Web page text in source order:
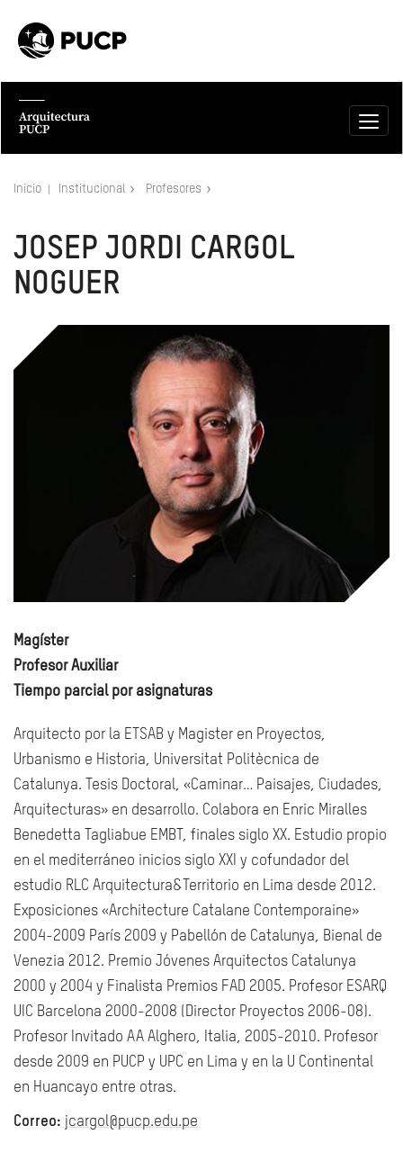
Inicio Institucional Profesores
JOSEP JORDI CARGOL
NOGUER
Magíster
Profesor Auxiliar
Tiempo parcial por asignaturas
Arquitecto por la ETSAB y Magister en Proyectos,
Urbanismo e Historia, Universitat Politècnica de
Catalunya. Tesis Doctoral, «Caminar… Paisajes, Ciudades,
Arquitecturas» en desarrollo. Colabora en Enric Miralles
Benedetta Tagliabue EMBT, finales siglo XX. Estudio propio
en el mediterráneo inicios siglo XXI y cofundador del
estudio RLC Arquitectura&Territorio en Lima desde 2012.
Exposiciones «Architecture Catalane Contemporaine»
2004-2009 París 2009 y Pabellón de Catalunya, Bienal de
Venezia 2012. Premio Jóvenes Arquitectos Catalunya
2000 y 2004 y Finalista Premios FAD 2005. Profesor ESARQ
UIC Barcelona 2000-2008 (Director Proyectos 2006-08).
Profesor Invitado AA Alghero, Italia, 2005-2010. Profesor
desde 2009 en PUCP y UPC en Lima y en la U Continental
en Huancayo entre otras.
Correo: jcargol@pucp.edu.pe